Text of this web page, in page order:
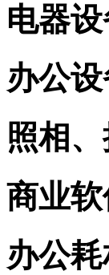
电器
办公
照相
商业
办公